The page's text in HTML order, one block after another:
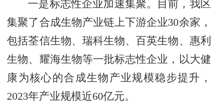
一是标志性企业加速集聚。目前，我区
集聚了合成生物产业链上下游企业30余家，
包括荃信生物、瑞科生物、百英生物、惠利
生物、耀海生物等一批标志性企业，以大健
康为核心的合成生物产业规模稳步提升，
2023年产业规模近60亿元。